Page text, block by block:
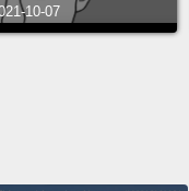
成綠色、藍色加紅
10-07